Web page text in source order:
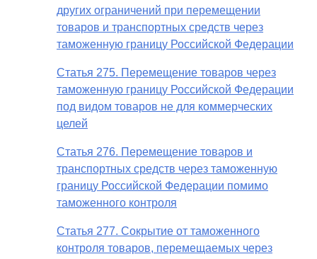
других ограничений при перемещении
товаров и транспортных средств через
таможенную границу Российской Федерации
Статья 275. Перемещение товаров через
таможенную границу Российской Федерации
под видом товаров не для коммерческих
целей
Статья 276. Перемещение товаров и
транспортных средств через таможенную
границу Российской Федерации помимо
таможенного контроля
Статья 277. Сокрытие от таможенного
контроля товаров, перемещаемых через